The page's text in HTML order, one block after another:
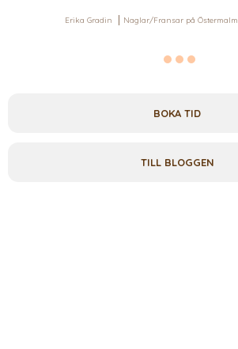
Erika Gradin Naglar/Fransar på Östermalm
BOKA TID
TILL BLOGGEN